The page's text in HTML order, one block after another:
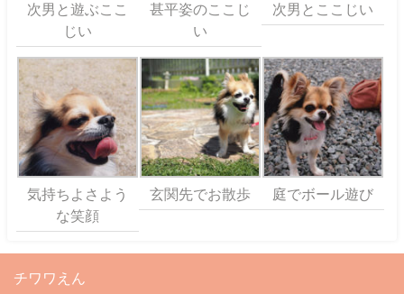
次男と遊ぶここ
じい
甚平姿のここじ
い
次男とここじい
気持ちよさよう
な笑顔
玄関先でお散歩 庭でボール遊び
チワワえん